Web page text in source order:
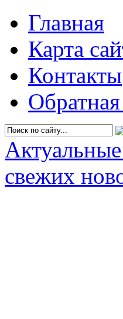
Главная
Карта
Контакты
Обратная
свежих